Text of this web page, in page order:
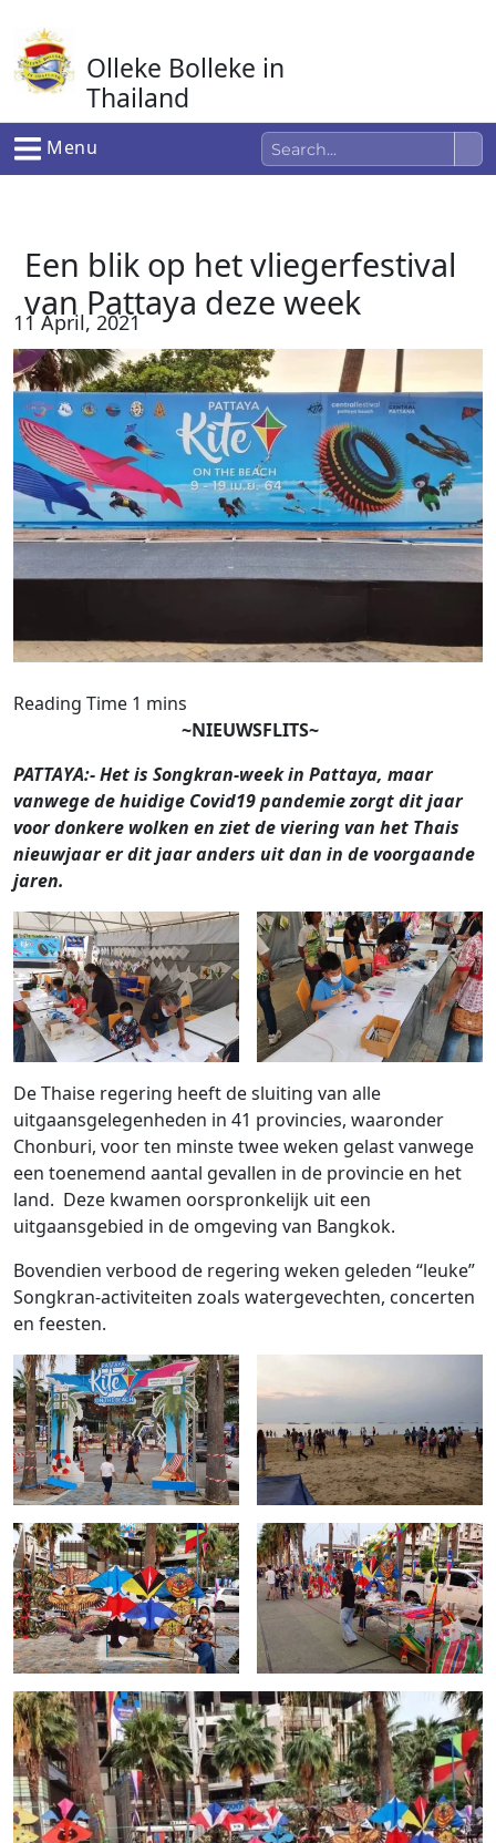
naar
de
inhoud
Olleke Bolleke in
Thailand
In Thailand
Menu
Een blik op het vliegerfestival
van Pattaya deze week
11 April, 2021
~NIEUWSFLITS~
PATTAYA:- Het is Songkran-week in Pattaya, maar
vanwege de huidige Covid19 pandemie zorgt dit jaar
voor donkere wolken en ziet de viering van het Thais
nieuwjaar er dit jaar anders uit dan in de voorgaande
jaren.
De Thaise regering heeft de sluiting van alle
uitgaansgelegenheden in 41 provincies, waaronder
Chonburi, voor ten minste twee weken gelast vanwege
een toenemend aantal gevallen in de provincie en het
land. Deze kwamen oorspronkelijk uit een
uitgaansgebied in de omgeving van Bangkok.
Bovendien verbood de regering weken geleden “leuke”
Songkran-activiteiten zoals watergevechten, concerten
en feesten.